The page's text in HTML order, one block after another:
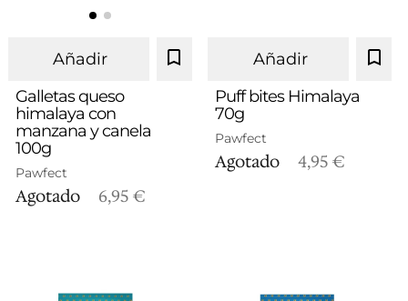
Añadir
Galletas queso
himalaya con
manzana y canela
100g
Pawfect
Agotado 6,95 €
Añadir
Puff bites Himalaya
70g
Pawfect
Agotado 4,95 €